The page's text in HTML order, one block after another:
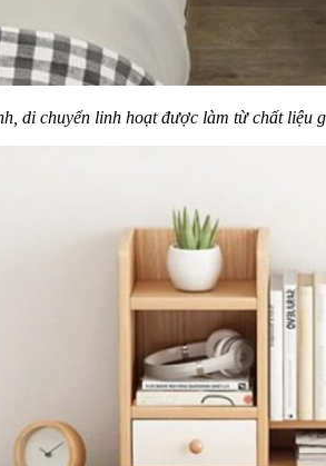
di chuyển linh hoạt được làm từ chất liệu